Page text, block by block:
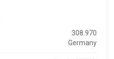
308.970
Germany